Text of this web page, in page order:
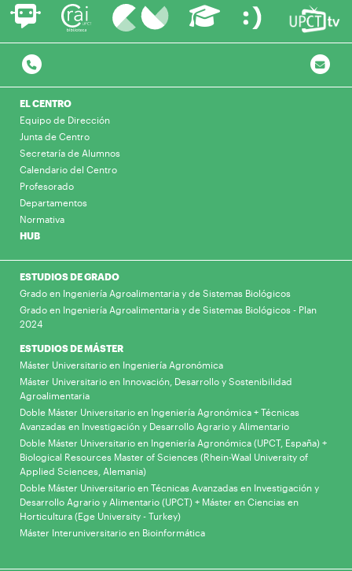
EL CENTRO
Equipo de Dirección
Junta de Centro
Secretaría de Alumnos
Calendario del Centro
Profesorado
Departamentos
Normativa
HUB
ESTUDIOS DE GRADO
Grado en Ingeniería Agroalimentaria y de Sistemas Biológicos
Grado en Ingeniería Agroalimentaria y de Sistemas Biológicos - Plan
2024
ESTUDIOS DE MÁSTER
Máster Universitario en Ingeniería Agronómica
Máster Universitario en Innovación, Desarrollo y Sostenibilidad
Agroalimentaria
Doble Máster Universitario en Ingeniería Agronómica + Técnicas
Avanzadas en Investigación y Desarrollo Agrario y Alimentario
Doble Máster Universitario en Ingeniería Agronómica (UPCT, España) +
Biological Resources Master of Sciences (Rhein-Waal University of
Applied Sciences, Alemania)
Doble Máster Universitario en Técnicas Avanzadas en Investigación y
Desarrollo Agrario y Alimentario (UPCT) + Máster en Ciencias en
Horticultura (Ege University - Turkey)
Máster Interuniversitario en Bioinformática